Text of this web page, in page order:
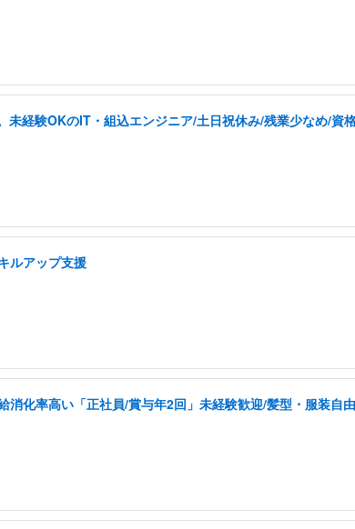
未経験OKのIT・組込エンジニア/土日祝休み/残業少なめ/資
ルアップ支援
消化率高い「正社員/賞与年2回」未経験歓迎/髪型・服装自